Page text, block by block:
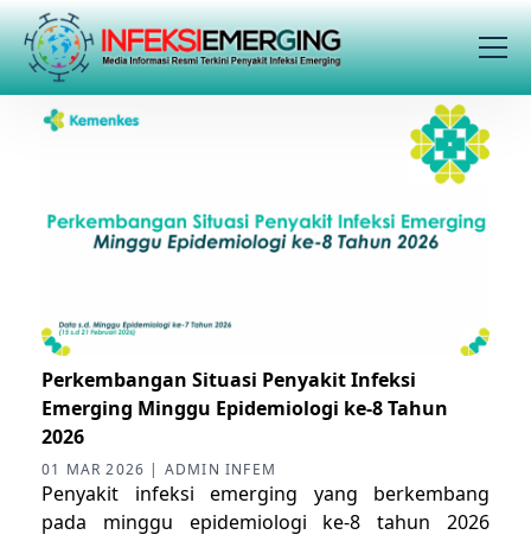
Perkembangan Situasi Penyakit Infeksi
Emerging Minggu Epidemiologi ke-8 Tahun
2026
01 MAR 2026 | ADMIN INFEM
Penyakit infeksi emerging yang berkembang
pada minggu epidemiologi ke-8 tahun 2026